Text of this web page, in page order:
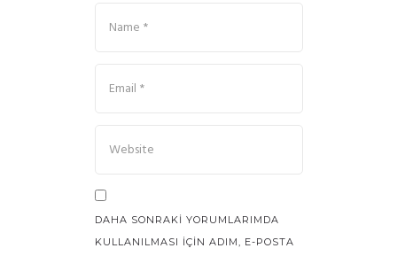
DAHA SONRAKI YORUMLARIMDA
KULLANILMASI IÇIN ADIM, E-POSTA